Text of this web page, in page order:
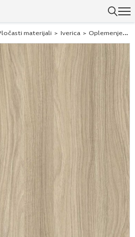
materijali > Iverica > Oplemenjena iverica - Univer ploče